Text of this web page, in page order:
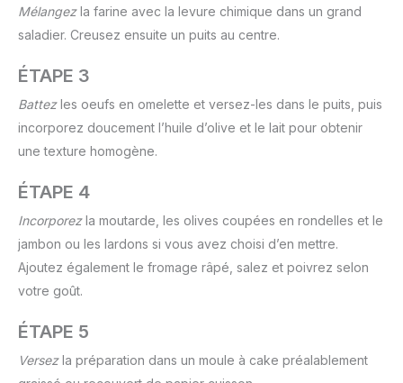
Mélangezla farine avec la levure chimique dans un grand
saladier. Creusez ensuite un puits au centre.
ÉTAPE 3
Battezles oeufs en omelette et versez-les dans le puits, puis
incorporez doucement l’huile d’olive et le lait pour obtenir
une texture homogène.
ÉTAPE 4
Incorporezla moutarde, les olives coupées en rondelles et le
jambon ou les lardons si vous avez choisi d’en mettre.
Ajoutez également le fromage râpé, salez et poivrez selon
votre goût.
ÉTAPE 5
Versezla préparation dans un moule à cake préalablement